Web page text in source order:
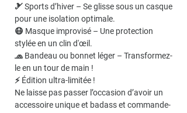
🎿 Sports d’hiver – Se glisse sous un casque
pour une isolation optimale.
😷 Masque improvisé – Une protection
stylée en un clin d'œil.
🧢 Bandeau ou bonnet léger – Transformez-
le en un tour de main !
⚡ Édition ultra-limitée !
Ne laisse pas passer l’occasion d’avoir un
accessoire unique et badass et commande-